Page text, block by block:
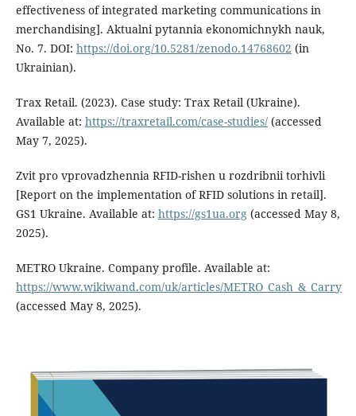
effectiveness of integrated marketing communications in
merchandising]. Aktualni pytannia ekonomichnykh nauk,
No. 7. DOI: https://doi.org/10.5281/zenodo.14768602 (in
Ukrainian).
Trax Retail. (2023). Case study: Trax Retail (Ukraine).
Available at: https://traxretail.com/case-studies/(accessed
May 7, 2025).
Zvit pro vprovadzhennia RFID-rishen u rozdribnii torhivli
[Report on the implementation of RFID solutions in retail].
GS1 Ukraine. Available at: https://gs1ua.org(accessed May 8,
2025).
METRO Ukraine. Company profile. Available at:
https://www.wikiwand.com/uk/articles/METRO_Cash_&_Carry
(accessed May 8, 2025).